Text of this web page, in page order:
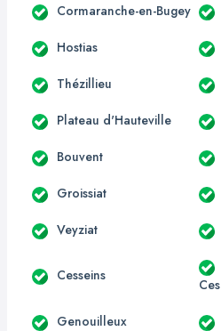
Cormaranche-en-Bugey
Hostias
Thézillieu
Plateau d'Hauteville
Bouvent
Groissiat
Veyziat
Cesseins
Ces
Genouilleux